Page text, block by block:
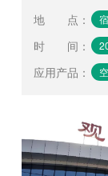
地 点 ：
时 间 ：
应用产品 ：